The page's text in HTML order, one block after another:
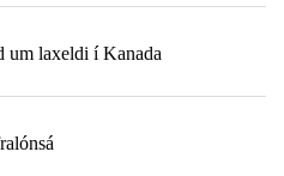
um laxeldi í Kanada